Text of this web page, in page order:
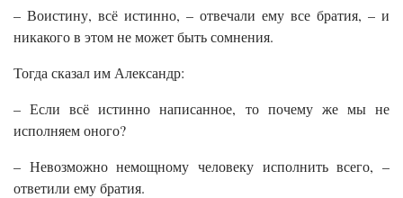
– Воистину, всё истинно, – отвечали ему все братия, – и
никакого в этом не может быть сомнения.
Тогда сказал им Александр:
– Если всё истинно написанное, то почему же мы не
исполняем оного?
– Невозможно немощному человеку исполнить всего, –
ответили ему братия.